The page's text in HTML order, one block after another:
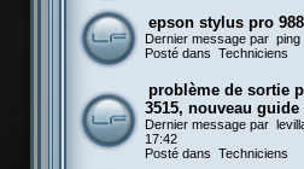
epson stylus pro
Dernier message par ping
Posté dans Techniciens
problème de sortie
3515, nouveau
Dernier message par
17:42
Posté dans Techniciens